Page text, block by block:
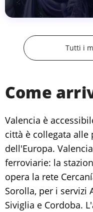
Tutti i
Come
Valencia è
città è collegata alle
dell'Europa.
ferroviarie: la
opera la rete
Sorolla, per i servizi
Siviglia e Cordoba.